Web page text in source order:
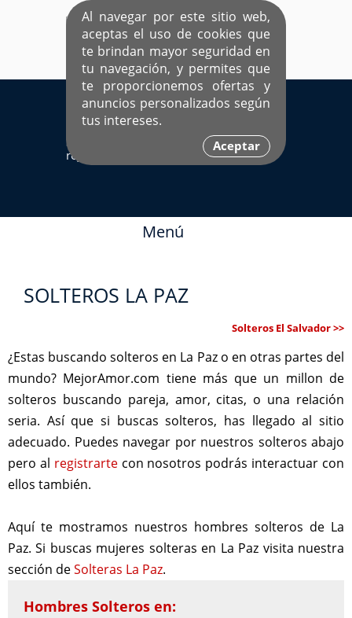
Al navegar por este sitio web,
aceptas el uso de cookies que
te brindan mayor seguridad en
tu navegación, y permites que
te proporcionemos ofertas y
anuncios personalizados según
tus intereses.
Aceptar
EL ÚNICO SITIO DEDICADO A SOLTEROS
HISPANOS COMO TÚ
Ingresa aquí
Sí ya estás
registrado
Menú
SOLTEROS LA PAZ
Solteros El Salvador >>
¿Estas buscando solteros en La Paz o en otras partes del
mundo? MejorAmor.com tiene más que un millon de
solteros buscando pareja, amor, citas, o una relación
seria. Así que si buscas solteros, has llegado al sitio
adecuado. Puedes navegar por nuestros solteros abajo
pero al registrartecon nosotros podrás interactuar con
ellos también.
Aquí te mostramos nuestros hombres solteros de La
Paz. Si buscas mujeres solteras en La Paz visita nuestra
sección deSolteras La Paz.
Hombres Solteros en: